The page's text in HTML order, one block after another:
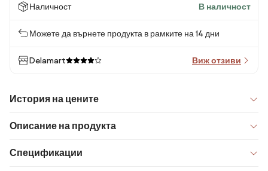
Наличност В наличност
Можете да върнете продукта в рамките на 14 дни
Delamart Виж отзиви
История на цените
Описание на продукта
Спецификации